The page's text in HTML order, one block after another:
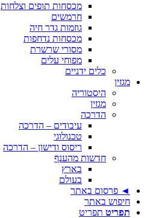
מכסחות תופים וצלחות
חרמשים
גוזמות גדר חיה
מכסחות נדחפות
מסורי שרשרת
מפוחי עלים
כלים ידניים
מגזין
היסטוריה
מגזין
הדרכה
עיבודים – הדרכה
טכנולוגי
ריסוס ודישון – הדרכה
חדשות מהענף
בארץ
בעולם
◄ פרסום באתר
חיפוש באתר
תפריט תפריט